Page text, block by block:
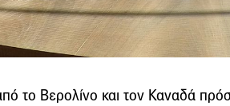
το Βερολίνο και τον Καναδά